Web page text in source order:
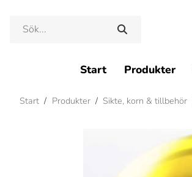
Start Produkter
Start / Produkter / Sikte, korn & tillbehör